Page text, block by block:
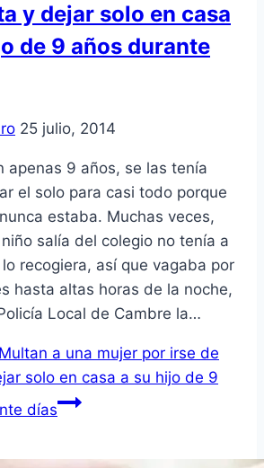
y dejar solo en casa
de 9 años durante
25 julio, 2014
apenas 9 años, se las tenía
el solo para casi todo porque
estaba. Muchas veces,
salía del colegio no tenía a
recogiera, así que vagaba por
hasta altas horas de la noche,
Local de Cambre la…
Multan a una mujer por irse de
solo en casa a su hijo de 9
días